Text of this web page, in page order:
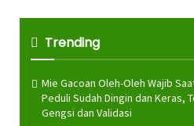
Trending
Mie Gacoan Oleh-Oleh Wajib
Peduli Sudah Dingin dan Keras,
Gengsi dan Validasi